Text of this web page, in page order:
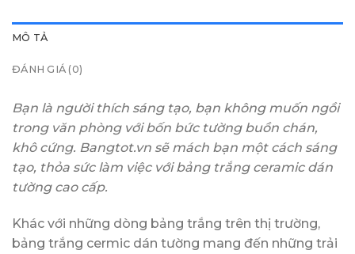
MÔ TẢ
ĐÁNH GIÁ (0)
Bạn là người thích sáng tạo, bạn không muốn ngồi
trong văn phòng với bốn bức tường buồn chán,
khô cứng. Bangtot.vn sẽ mách bạn một cách sáng
tạo, thỏa sức làm việc với bảng trắng ceramic dán
tường cao cấp.
Khác với những dòng bảng trắng trên thị trường,
bảng trắng cermic dán tường mang đến những trải